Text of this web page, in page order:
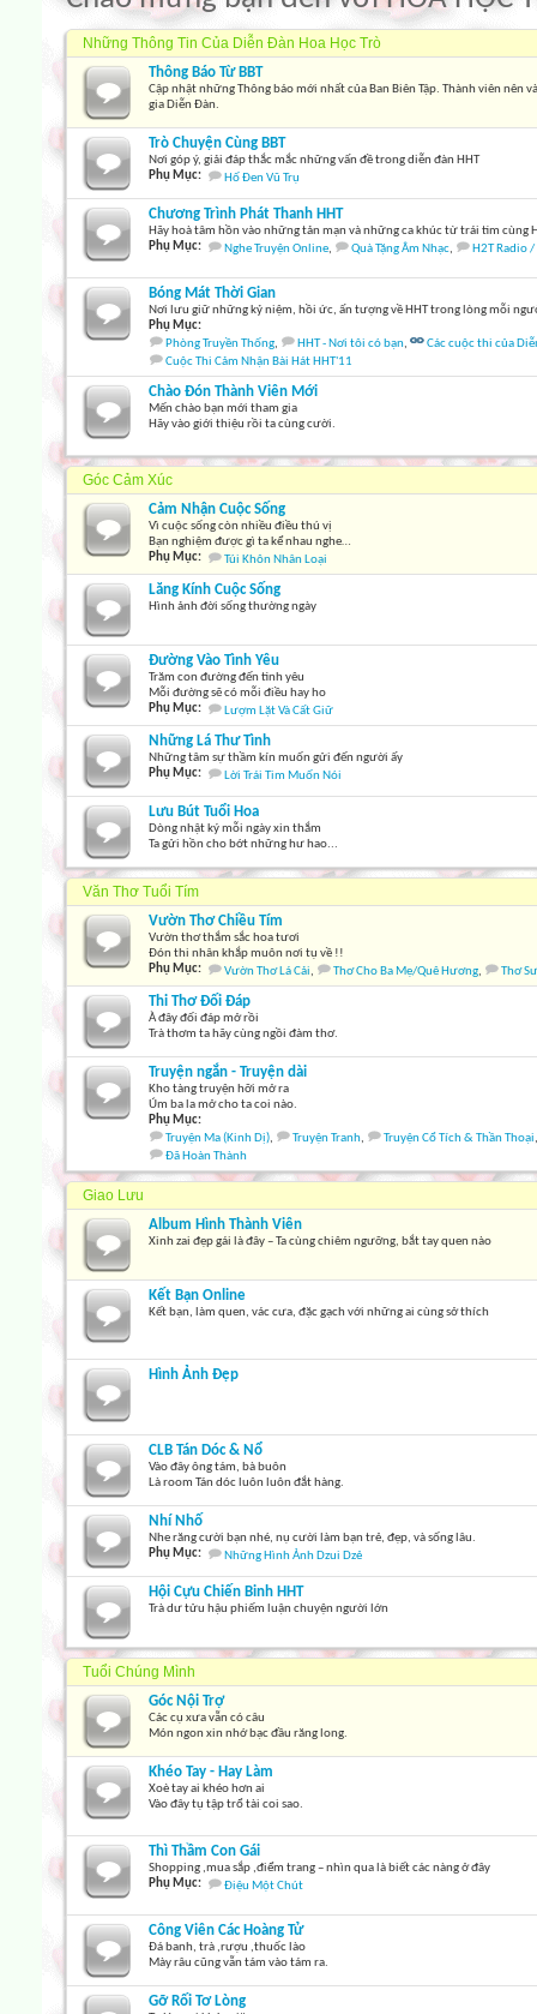
Những Thông Tin Của Diễn Đàn Hoa Học Trò
Thông Báo Từ BBT
Cập nhật những Thông báo mới nhất của Ban Biên Tập. Thành viên nên
gia Diễn Đàn.
Trò Chuyện Cùng BBT
Nơi góp ý, giải đáp thắc mắc những vấn đề trong diễn đàn HHT
Phụ Mục:
Hố Đen Vũ Trụ
Chương Trình Phát Thanh HHT
Hãy hoà tâm hồn vào những tản mạn và những ca khúc từ trái tim cùng
Phụ Mục:
Nghe Truyện Online, Quà Tặng Âm Nhạc, H2T Radio
Bóng Mát Thời Gian
Nơi lưu giữ những kỷ niệm, hồi ức, ấn tượng về HHT trong lòng mỗi
Phụ Mục:
Phòng Truyền Thống, HHT - Nơi tôi có bạn,
Các cuộc thi của
Cuộc Thi Cảm Nhận Bài Hát HHT'11
Chào Đón Thành Viên Mới
Mến chào bạn mới tham gia
Hãy vào giới thiệu rồi ta cùng cười.
Góc Cảm Xúc
Cảm Nhận Cuộc Sống
Vì cuộc sống còn nhiều điều thú vị
Bạn nghiệm được gì ta kể nhau nghe…
Phụ Mục:
Túi Khôn Nhân Loại
Lăng Kính Cuộc Sống
Hình ảnh đời sống thường ngày
Đường Vào Tình Yêu
Trăm con đường đến tình yêu
Mỗi đường sẽ có mỗi điều hay ho
Phụ Mục:
Lượm Lặt Và Cất Giữ
Những Lá Thư Tình
Những tâm sự thầm kín muốn gửi đến người ấy
Phụ Mục:
Lời Trái Tim Muốn Nói
Lưu Bút Tuổi Hoa
Dòng nhật ký mỗi ngày xin thắm
Ta gửi hồn cho bớt những hư hao...
Văn Thơ Tuổi Tím
Vườn Thơ Chiều Tím
Vườn thơ thắm sắc hoa tươi
Đón thi nhân khắp muôn nơi tụ về !!
Phụ Mục:
Vườn Thơ Lá Cải, Thơ Cho Ba Mẹ/Quê Hương, Thơ
Thi Thơ Đối Đáp
À đây đối đáp mở rồi
Trà thơm ta hãy cùng ngồi đàm thơ.
Truyện ngắn - Truyện dài
Kho tàng truyện hỡi mở ra
Úm ba la mở cho ta coi nào.
Phụ Mục:
Truyện Ma (Kinh Dị), Truyện Tranh, Truyện Cổ Tích & Thần Thoại,
Đã Hoàn Thành
Giao Lưu
Album Hình Thành Viên
Xinh zai đẹp gái là đây – Ta cùng chiêm ngưỡng, bắt tay quen nào
Kết Bạn Online
Kết bạn, làm quen, vác cưa, đặc gạch với những ai cùng sở thích
Hình Ảnh Đẹp
CLB Tán Dóc & Nổ
Vào đây ông tám, bà buôn
Là room Tán dóc luôn luôn đắt hàng.
Nhí Nhố
Nhe răng cười bạn nhé, nụ cười làm bạn trẻ, đẹp, và sống lâu.
Phụ Mục:
Những Hình Ảnh Dzui Dzẻ
Hội Cựu Chiến Binh HHT
Trà dư tửu hậu phiếm luận chuyện người lớn
Tuổi Chúng Mình
Góc Nội Trợ
Các cụ xưa vẫn có câu
Món ngon xin nhớ bạc đầu răng long.
Khéo Tay - Hay Làm
Xoè tay ai khéo hơn ai
Vào đây tụ tập trổ tài coi sao.
Thì Thầm Con Gái
Shopping ,mua sắp ,điểm trang – nhìn qua là biết các nàng ở đây
Phụ Mục:
Điệu Một Chút
Công Viên Các Hoàng Tử
Đá banh, trà ,rượu ,thuốc lào
Mày râu cũng vẫn tám vào tám ra.
Gỡ Rối Tơ Lòng